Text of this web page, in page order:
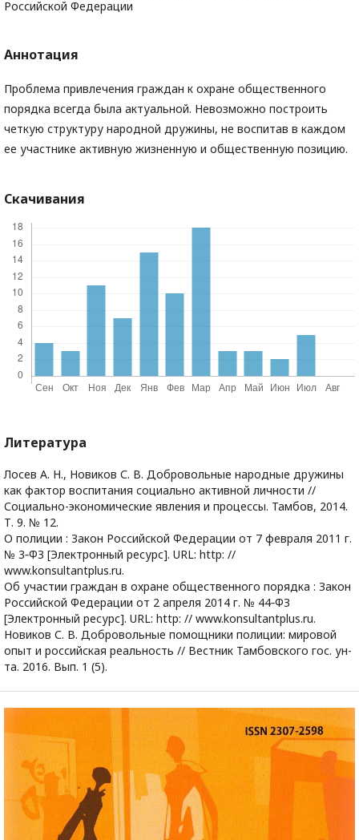
Российской Федерации
Аннотация
Проблема привлечения граждан к охране общественного
порядка всегда была актуальной. Невозможно построить
четкую структуру народной дружины, не воспитав в каждом
ее участнике активную жизненную и общественную позицию.
Скачивания
Литература
Лосев А. Н., Новиков С. В. Добровольные народные дружины
как фактор воспитания социально активной личности //
Социально-экономические явления и процессы. Тамбов, 2014.
Т. 9. № 12.
О полиции : Закон Российской Федерации от 7 февраля 2011 г.
№ 3‑ФЗ [Электронный ресурс]. URL: http: //
www.konsultantplus.ru.
Об участии граждан в охране общественного порядка : Закон
Российской Федерации от 2 апреля 2014 г. № 44‑ФЗ
[Электронный ресурс]. URL: http: // www.konsultantplus.ru.
Новиков С. В. Добровольные помощники полиции: мировой
опыт и российская реальность // Вестник Тамбовского гос. ун-
та. 2016. Вып. 1 (5).